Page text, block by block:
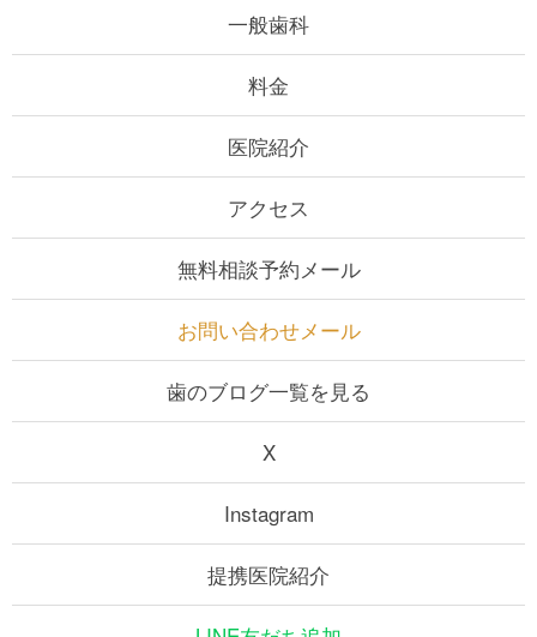
一般歯科
料金
医院紹介
アクセス
無料相談予約メール
お問い合わせメール
歯のブログ一覧を見る
X
Instagram
提携医院紹介